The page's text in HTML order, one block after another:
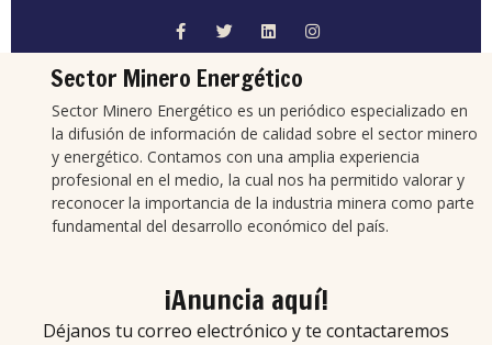
Sector Minero Energético
Sector Minero Energético es un periódico especializado en
la difusión de información de calidad sobre el sector minero
y energético. Contamos con una amplia experiencia
profesional en el medio, la cual nos ha permitido valorar y
reconocer la importancia de la industria minera como parte
fundamental del desarrollo económico del país.
¡Anuncia aquí!
Déjanos tu correo electrónico y te contactaremos